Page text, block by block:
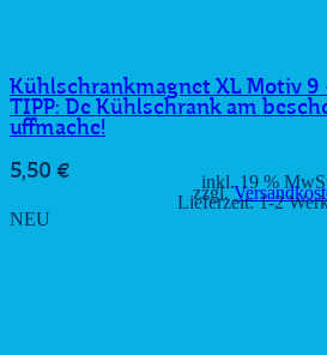
Kühlschrankmagnet XL Motiv 9
TIPP: De Kühlschrank am
uffmache!
5,50 € inkl. 19 %
zzgl.
Lieferzeit:1-2
NEU